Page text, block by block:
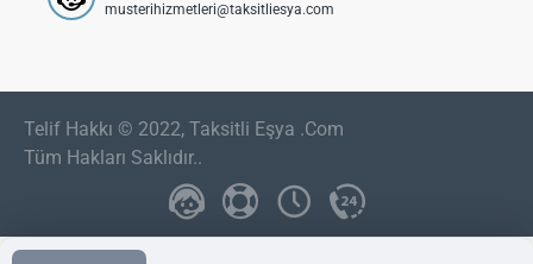
musterihizmetleri@taksitliesya.com
Telif Hakkı © 2022, Taksitli Eşya .Com
Tüm Hakları Saklıdır..